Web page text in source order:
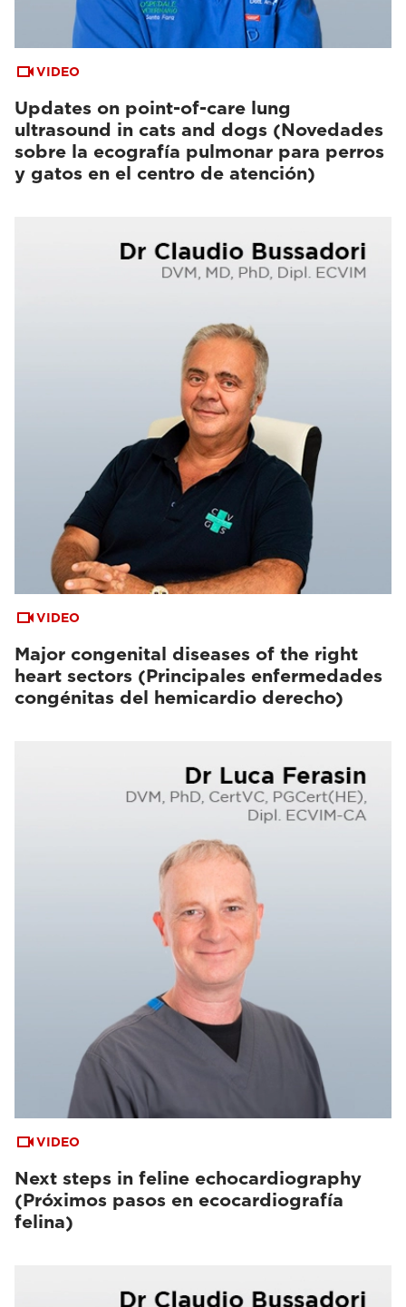
VIDEO
Updates on point-of-care lung
ultrasound in cats and dogs (Novedades
sobre la ecografía pulmonar para perros
y gatos en el centro de atención)
VIDEO
Major congenital diseases of the right
heart sectors (Principales enfermedades
congénitas del hemicardio derecho)
VIDEO
Next steps in feline echocardiography
(Próximos pasos en ecocardiografía
felina)